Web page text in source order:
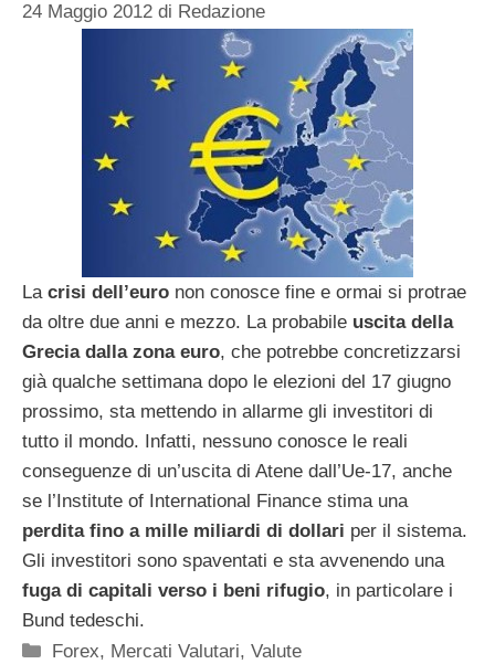
24 Maggio 2012 di Redazione
La crisi dell’euro non conosce fine e ormai si protrae
da oltre due anni e mezzo. La probabile uscita della
Grecia dalla zona euro, che potrebbe concretizzarsi
già qualche settimana dopo le elezioni del 17 giugno
prossimo, sta mettendo in allarme gli investitori di
tutto il mondo. Infatti, nessuno conosce le reali
conseguenze di un’uscita di Atene dall’Ue-17, anche
se l’Institute of International Finance stima una
perdita fino a mille miliardi di dollari per il sistema.
Gli investitori sono spaventati e sta avvenendo una
fuga di capitali verso i beni rifugio, in particolare i
Bund tedeschi.
Categorie
Forex, Mercati Valutari,Valute